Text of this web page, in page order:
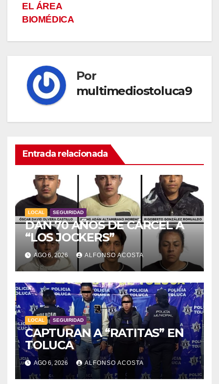
EL ÁREA
BIOMÉDICA
Por
multimediostoluca9
Entrada relacionada
LOCAL SEGUIRIDAD
DAN 70 AÑOS DE CÁRCEL A
“LOS JOCKERS”
AGO 6, 2026 ALFONSO ACOSTA
LOCAL SEGUIRIDAD
CAPTURAN A “RATITAS” EN
TOLUCA
AGO 6, 2026 ALFONSO ACOSTA